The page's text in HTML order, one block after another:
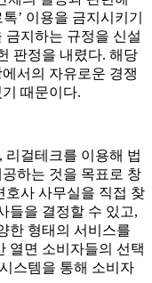
’ 이용을 금지시키기
금지하는 규정을 신설
판정을 내렸다. 해당
서의 자유로운 경쟁
때문이다.
리걸테크를 이용해 법
하는 것을 목표로 창
호사 사무실을 직접 찾
들을 결정할 수 있고,
한 형태의 서비스를
열면 소비자들의 선택
스템을 통해 소비자